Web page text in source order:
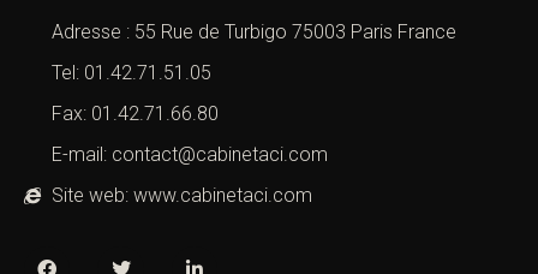
Adresse : 55 Rue de Turbigo 75003 Paris France
Tel: 01.42.71.51.05
Fax: 01.42.71.66.80
E-mail: contact@cabinetaci.com
Site web: www.cabinetaci.com